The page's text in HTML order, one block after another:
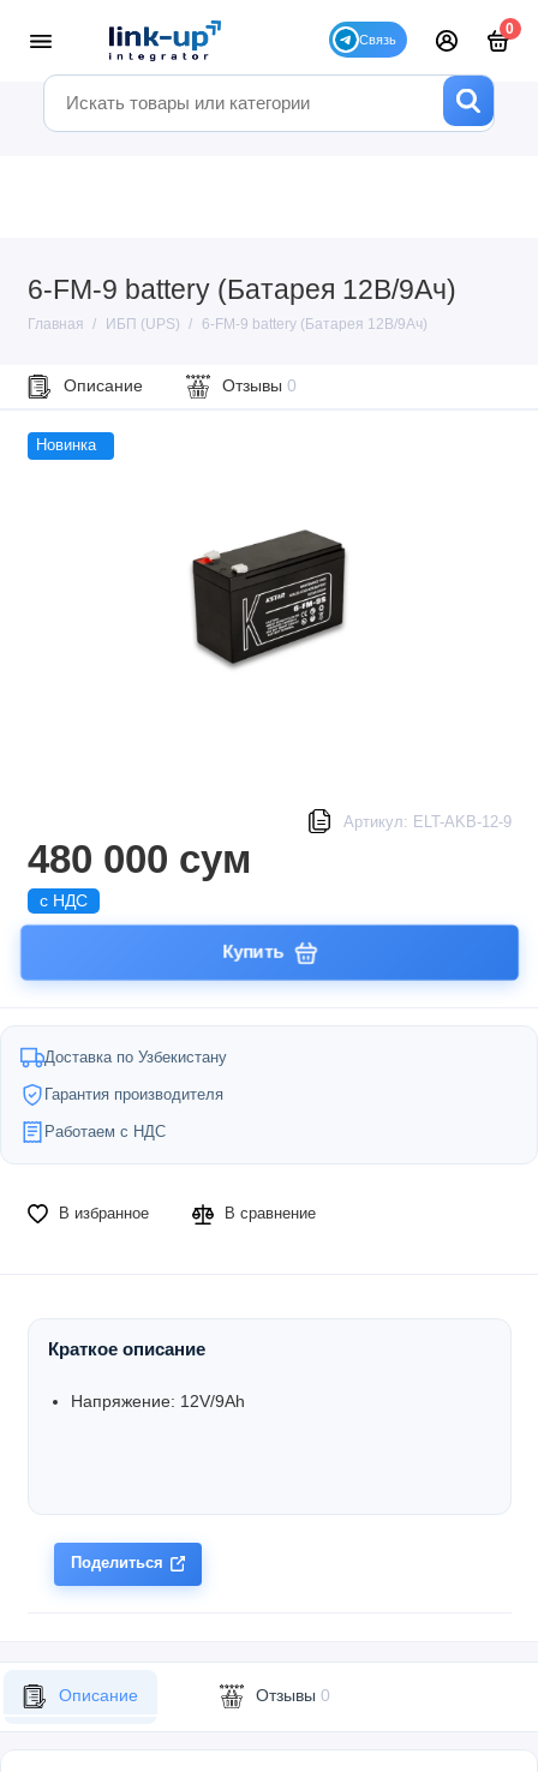
0
6-FM-9 battery (Батарея 12В/9Ач)
Главная ИБП (UPS) 6-FM-9 battery (Батарея 12В/9Ач)
Описание Отзывы 0
Новинка
Артикул: ELT-AKB-12-9
480 000 сум
с НДС
Купить
Доставка по Узбекистану
Гарантия производителя
Работаем с НДС
В избранное В сравнение
Краткое описание
Напряжение: 12V/9Ah
Поделиться
Описание Отзывы 0